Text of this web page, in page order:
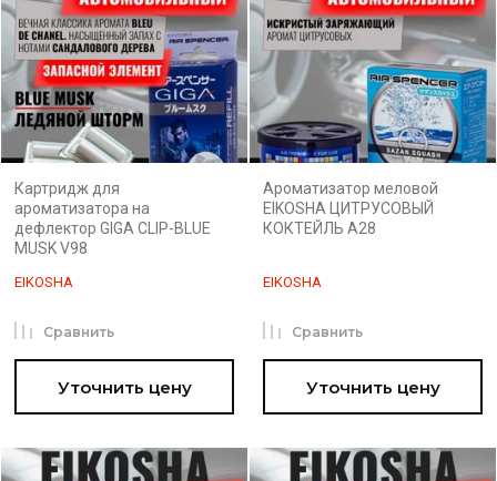
Картридж для
ароматизатора на
дефлектор GIGA CLIP-BLUE
MUSK V98
EIKOSHA
Уточнить цену
Сравнить
Ароматизатор меловой
EIKOSHA ЦИТРУСОВЫЙ
КОКТЕЙЛЬ A28
EIKOSHA
Уточнить цену
Сравнить